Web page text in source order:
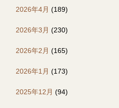
2026年4月 (189)
2026年3月 (230)
2026年2月 (165)
2026年1月 (173)
2025年12月 (94)